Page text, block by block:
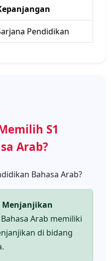
Pendidikan
S1
Arab?
Bahasa Arab?
Menjanjikan
Arab memiliki
di bidang